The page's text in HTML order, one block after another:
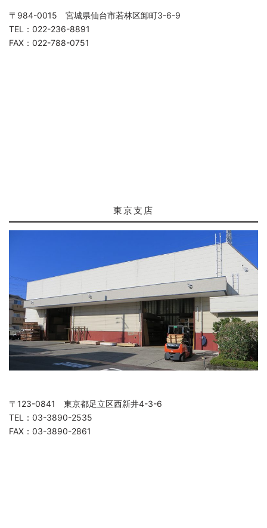
〒984-0015 宮城県仙台市若林区卸町3-6-9
TEL：022-236-8891
FAX：022-788-0751
東京支店
〒123-0841 東京都足立区西新井4-3-6
TEL：03-3890-2535
FAX：03-3890-2861